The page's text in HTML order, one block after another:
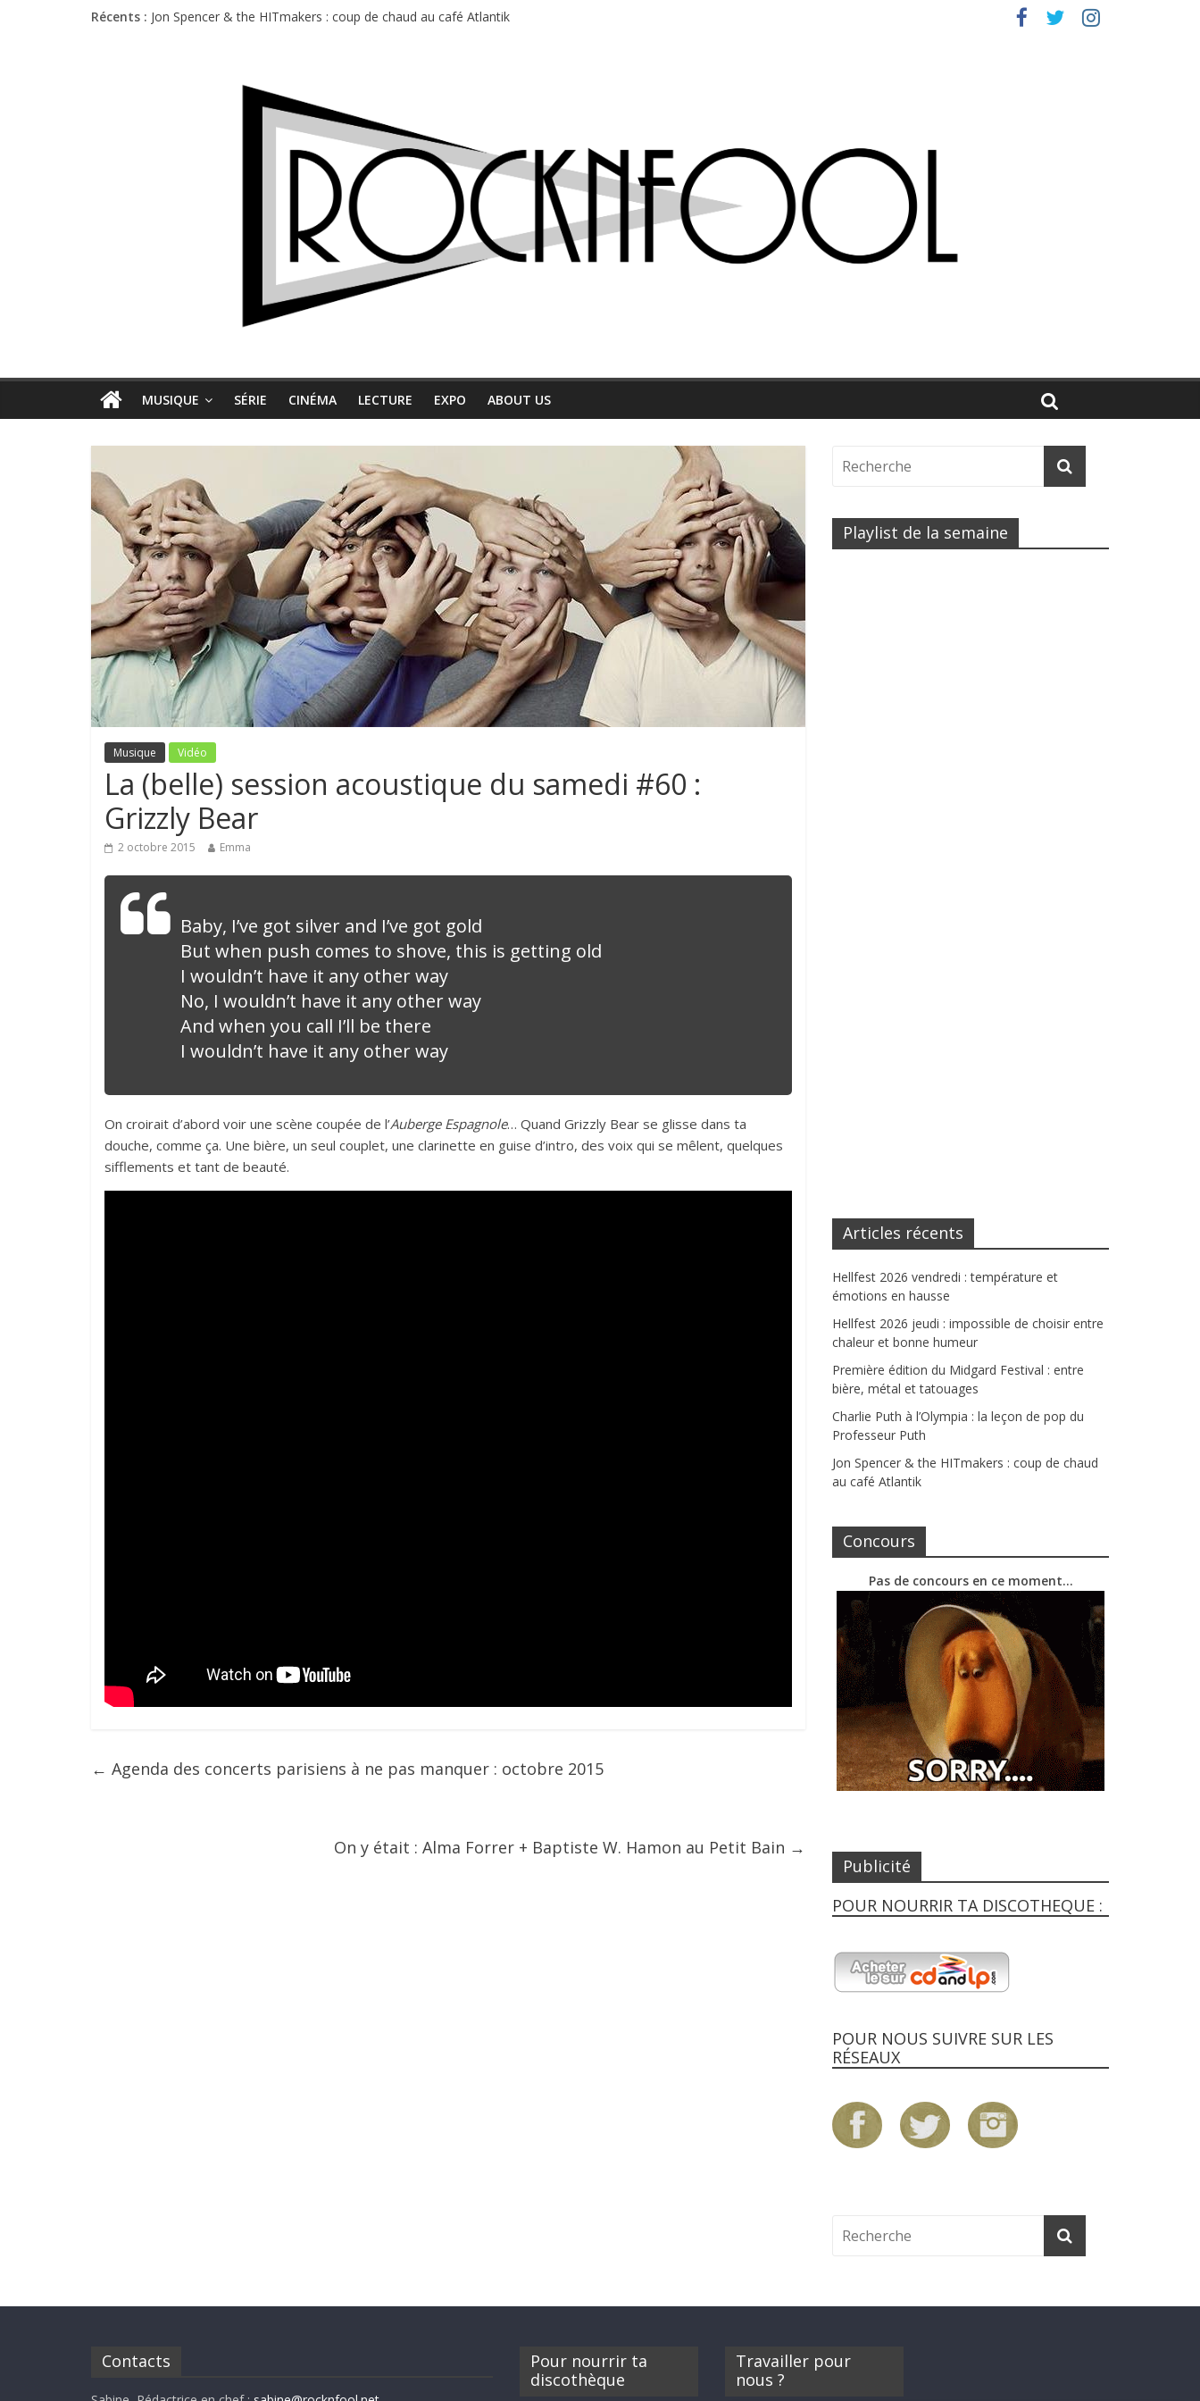
Récents : Jon Spencer & the HITmakers : coup de chaud au café Atlantik
Charlie Puth à l’Olympia : la leçon de pop du Professeur Puth
MUSIQUE SÉRIE CINÉMA LECTURE EXPO ABOUT US
Musique Vidéo
La (belle) session acoustique du samedi #60 :
Grizzly Bear
2 octobre 2015 Emma
Baby, I’ve got silver and I’ve got gold
But when push comes to shove, this is getting old
I wouldn’t have it any other way
No, I wouldn’t have it any other way
And when you call I’ll be there
I wouldn’t have it any other way
On croirait d’abord voir une scène coupée de l’Auberge Espagnole… Quand Grizzly Bear se glisse dans ta
douche, comme ça. Une bière, un seul couplet, une clarinette en guise d’intro, des voix qui se mêlent, quelques
sifflements et tant de beauté.
← Agenda des concerts parisiens à ne pas manquer : octobre 2015
On y était : Alma Forrer + Baptiste W. Hamon au Petit Bain →
Playlist de la semaine
Articles récents
Hellfest 2026 vendredi : température et
émotions en hausse
Hellfest 2026 jeudi : impossible de choisir entre
chaleur et bonne humeur
Première édition du Midgard Festival : entre
bière, métal et tatouages
Charlie Puth à l’Olympia : la leçon de pop du
Professeur Puth
Jon Spencer & the HITmakers : coup de chaud
au café Atlantik
Concours
Pas de concours en ce moment…
Publicité
POUR NOURRIR TA DISCOTHEQUE :
POUR NOUS SUIVRE SUR LES
RÉSEAUX
Contacts
Pour nourrir ta
discothèque
Travailler pour
nous ?